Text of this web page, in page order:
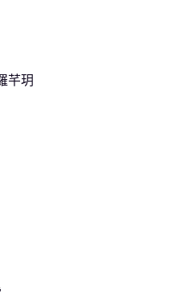
芊玥